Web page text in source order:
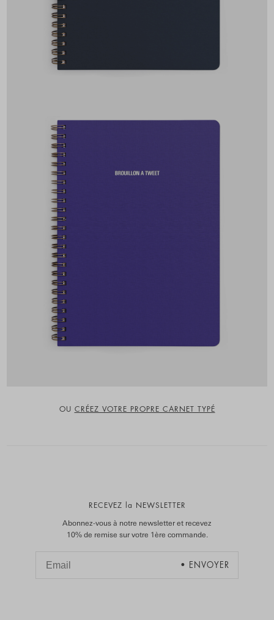
OU CRÉEZ VOTRE PROPRE CARNET TYPÉ
RECEVEZ la NEWSLETTER
Abonnez-vous à notre newsletter et recevez
10% de remise sur votre 1ère commande.